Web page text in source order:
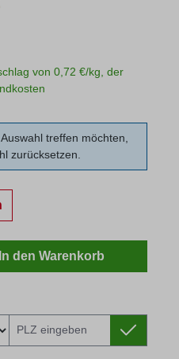
von 0,72 €/kg, der
treffen möchten,
zurücksetzen.
den gewünschten
In den Warenkorb